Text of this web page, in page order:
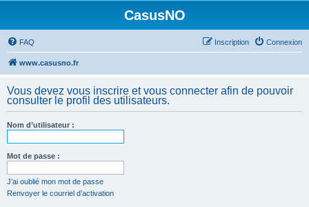
CasusNO
FAQ Connexion
Inscription
www.casusno.fr
Vous devez vous inscrire et vous connecter afin de pouvoir
consulter le profil des utilisateurs.
Nom d’utilisateur :
Mot de passe :
J’ai oublié mon mot de passe
Renvoyer le courriel d’activation